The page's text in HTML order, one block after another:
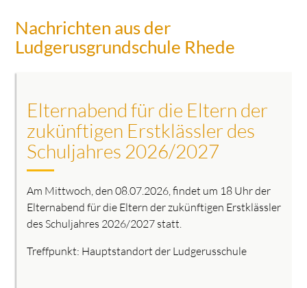
Nachrichten aus der
Ludgerusgrundschule Rhede
Elternabend für die Eltern der
zukünftigen Erstklässler des
Schuljahres 2026/2027
Am Mittwoch, den 08.07.2026, findet um 18 Uhr der
Elternabend für die Eltern der zukünftigen Erstklässler
des Schuljahres 2026/2027 statt.
Treffpunkt: Hauptstandort der Ludgerusschule